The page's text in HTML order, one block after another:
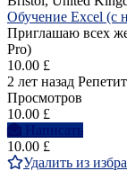
Обучение Excel (с
Приглашаю всех
Pro)
10.00 £
2 лет назад
Просмотров
10.00 £
Написать
10.00 £
Удалить из